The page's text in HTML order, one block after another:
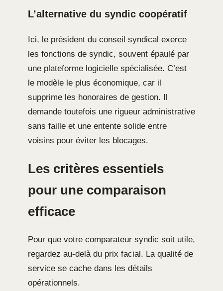
L’alternative du syndic coopératif
Ici, le président du conseil syndical exerce
les fonctions de syndic, souvent épaulé par
une plateforme logicielle spécialisée. C’est
le modèle le plus économique, car il
supprime les honoraires de gestion. Il
demande toutefois une rigueur administrative
sans faille et une entente solide entre
voisins pour éviter les blocages.
Les critères essentiels
pour une comparaison
efficace
Pour que votre comparateur syndic soit utile,
regardez au-delà du prix facial. La qualité de
service se cache dans les détails
opérationnels.